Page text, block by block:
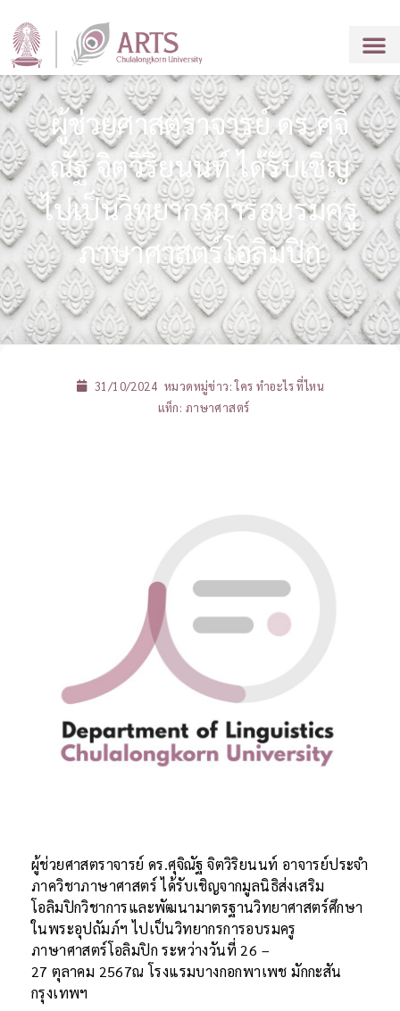
ผู้ช่วยศาสตราจารย์ ดร.ศุจิ
ณัฐ จิตวิริยนนท์ ได้รับเชิญ
ไปเป็นวิทยากรการอบรมครู
ภาษาศาสตร์โอลิมปิก
31/10/2024 หมวดหมู่ข่าว:ใคร ทำอะไร ที่ไหน
แท็ก: ภาษาศาสตร์
ผู้ช่วยศาสตราจารย์ ดร.ศุจิณัฐ จิตวิริยนนท์ อาจารย์ประจำ
ภาควิชาภาษาศาสตร์ ได้รับเชิญจากมูลนิธิส่งเสริม
โอลิมปิกวิชาการและพัฒนามาตรฐานวิทยาศาสตร์ศึกษา
ในพระอุปถัมภ์ฯ ไปเป็นวิทยากรการอบรมครู
ภาษาศาสตร์โอลิมปิก ระหว่างวันที่ 26 –
27 ตุลาคม 2567ณ โรงแรมบางกอกพาเพช มักกะสัน
กรุงเทพฯ